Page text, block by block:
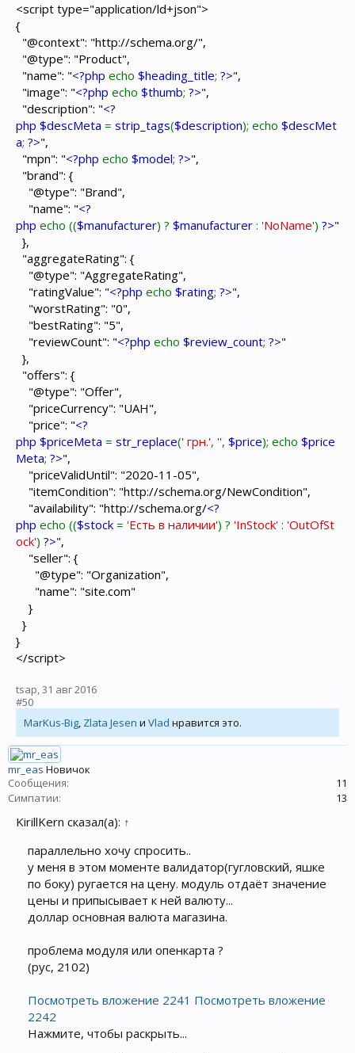
<script type="application/ld+json">
{
"@context": "http://schema.org/",
"@type": "Product",
"name": "<?php echo $heading_title; ?>",
"image": "<?php echo $thumb; ?>",
"description": "<?
php $descMeta = strip_tags($description); echo $descMet
a; ?>",
"mpn": "<?php echo $model; ?>",
"brand": {
"@type": "Brand",
"name": "<?
php echo (($manufacturer) ? $manufacturer : 'NoName') ?>"
},
"aggregateRating": {
"@type": "AggregateRating",
"ratingValue": "<?php echo $rating; ?>",
"worstRating": "0",
"bestRating": "5",
"reviewCount": "<?php echo $review_count; ?>"
},
"offers": {
"@type": "Offer",
"priceCurrency": "UAH",
"price": "<?
php $priceMeta = str_replace(' грн.', '', $price); echo $price
Meta; ?>",
"priceValidUntil": "2020-11-05",
"itemCondition": "http://schema.org/NewCondition",
"availability": "http://schema.org/<?
php echo (($stock = 'Есть в наличии') ? 'InStock' : 'OutOfSt
ock') ?>",
"seller": {
"@type": "Organization",
"name": "site.com"
}
}
}
</script>
tsap,31 авг 2016
#50
MarKus-Big, Zlata Jesen и Vlad нравится это.
mr_eas Новичок
Сообщения:
11
Симпатии:
13
KirillKern сказал(а): ↑
параллельно хочу спросить..
у меня в этом моменте валидатор(гугловский, яшке
по боку) ругается на цену. модуль отдаёт значение
цены и припысывает к ней валюту...
доллар основная валюта магазина.
проблема модуля или опенкарта ?
(рус, 2102)
Посмотреть вложение 2241 Посмотреть вложение
2242
Нажмите, чтобы раскрыть...